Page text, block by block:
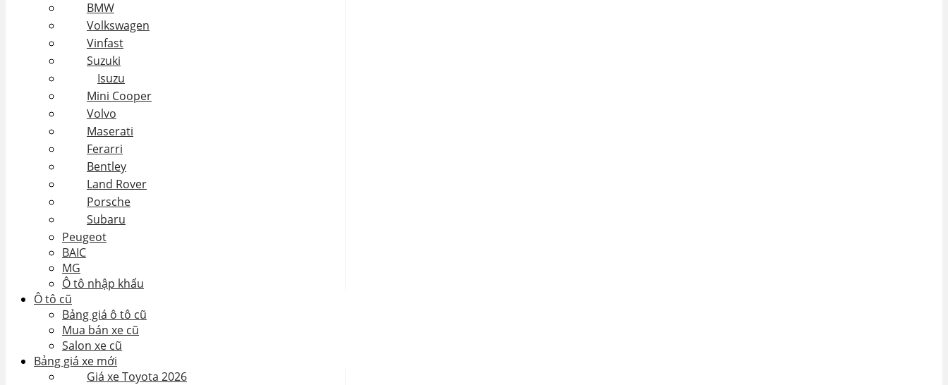
BMW
Volkswagen
Vinfast
Suzuki
Isuzu
Mini Cooper
Volvo
Maserati
Ferarri
Bentley
Land Rover
Porsche
Subaru
Peugeot
BAIC
MG
Ô tô nhập khẩu
Ô tô cũ
Bảng giá ô tô cũ
Mua bán xe cũ
Salon xe cũ
Bảng giá xe mới
Giá xe Toyota 2026